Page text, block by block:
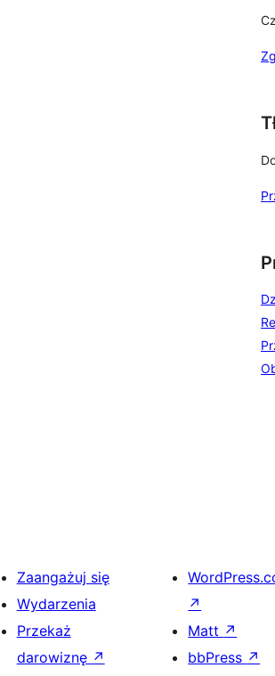
Zaangażuj się
Wydarzenia
Przekaż
darowiznę ↗
↗
Matt ↗
bbPress ↗